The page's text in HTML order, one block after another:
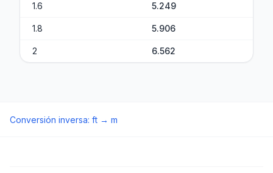
1.6 5.249
1.8 5.906
2 6.562
Conversión inversa: ft → m